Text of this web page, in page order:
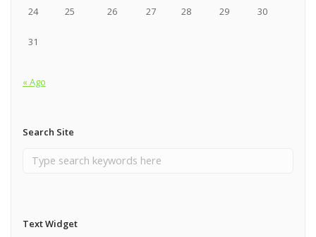
24 25 26 27 28 29 30
31
« Ago
Search Site
Text Widget